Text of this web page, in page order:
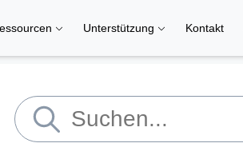
Unterstützung Kontakt